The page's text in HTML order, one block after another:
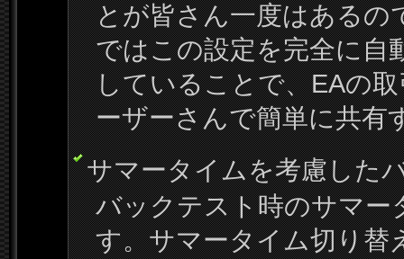
とが皆さん一度はあるの
ではこの設定を完全に自
していることで、EAの
ーザーさんで簡単に共有
サマータイムを考慮した
バックテスト時のサマー
す。サマータイム切り替